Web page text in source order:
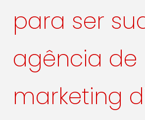
para ser
agência de
marketing